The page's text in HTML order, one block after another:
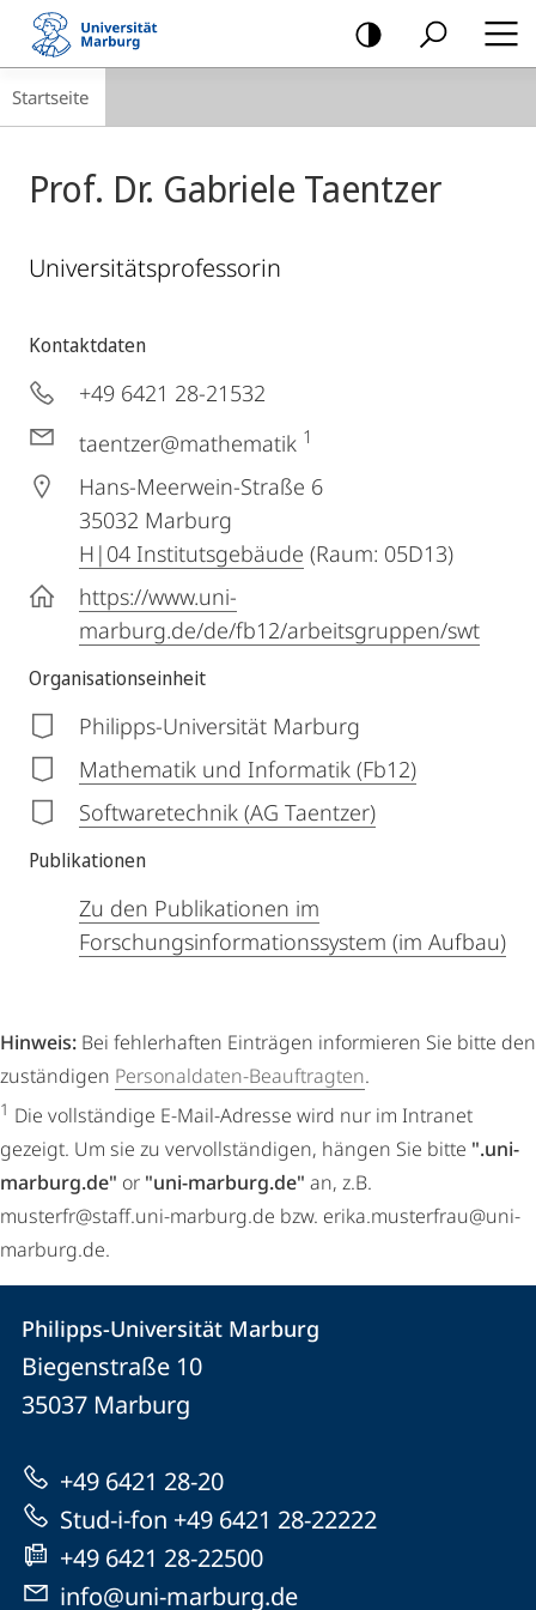
Mobile-
Navigation
Navigation
Startseite
Prof. Dr. Gabriele Taentzer
Universitätsprofessorin
Kontaktdaten
+49 6421 28-21532
taentzer@mathematik 1
Hans-Meerwein-Straße 6
35032 Marburg
H|04 Institutsgebäude (Raum: 05D13)
https://www.uni-
marburg.de/de/fb12/arbeitsgruppen/swt
Organisationseinheit
Philipps-Universität Marburg
Mathematik und Informatik (Fb12)
Softwaretechnik (AG Taentzer)
Publikationen
Zu den Publikationen im
Forschungsinformationssystem (im Aufbau)
Hinweis: Bei fehlerhaften Einträgen informieren Sie bitte den
zuständigen Personaldaten-Beauftragten.
1 Die vollständige E-Mail-Adresse wird nur im Intranet
gezeigt. Um sie zu vervollständigen, hängen Sie bitte ".uni-
marburg.de" or "uni-marburg.de" an, z.B.
musterfr@staff.uni-marburg.de bzw. erika.musterfrau@uni-
marburg.de.
Kontakt
und
Informationen
zur
Website
Kontaktinformationen
Philipps-
Universität
Philipps-Universität Marburg
Biegenstraße 10
35037 Marburg
+49 6421 28-20
Stud-i-fon +49 6421 28-22222
+49 6421 28-22500
info@uni-marburg.de